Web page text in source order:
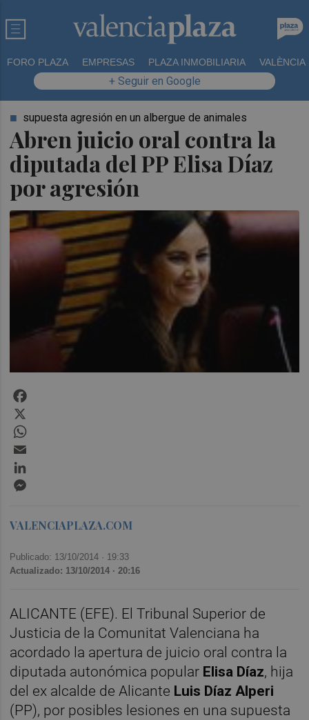
FORO PLAZA EMPRESAS PLAZA INMOBILIARIA VALÈNCIA
+ Seguir en Google
Abren juicio oral contra la
diputada del PP Elisa Díaz
por agresión
supuesta agresión en un albergue de animales
VALENCIAPLAZA.COM
Publicado: 13/10/2014 · 19:33
Actualizado: 13/10/2014 · 20:16
ALICANTE (EFE). El Tribunal Superior de
Justicia de la Comunitat Valenciana ha
acordado la apertura de juicio oral contra la
diputada autonómica popular Elisa Díaz, hija
del ex alcalde de Alicante Luis Díaz Alperi
(PP), por posibles lesiones en una supuesta